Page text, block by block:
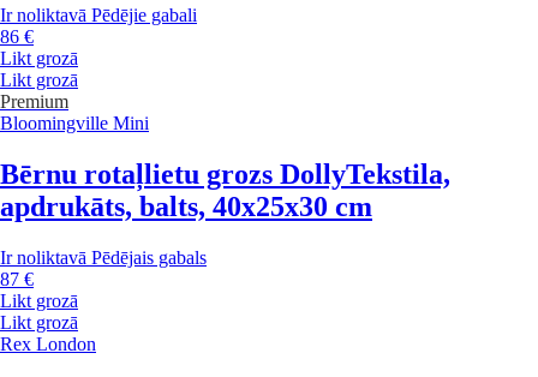
Ir noliktavā Pēdējie gabali
86 €
Likt grozā
Likt grozā
Premium
Bloomingville Mini
Bērnu rotaļlietu grozs DollyTekstila,
apdrukāts, balts, 40x25x30 cm
Ir noliktavā Pēdējais gabals
87 €
Likt grozā
Likt grozā
Rex London